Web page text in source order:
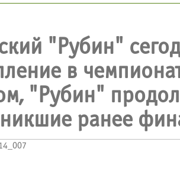
"Рубин"
в
"Рубин"
ранее